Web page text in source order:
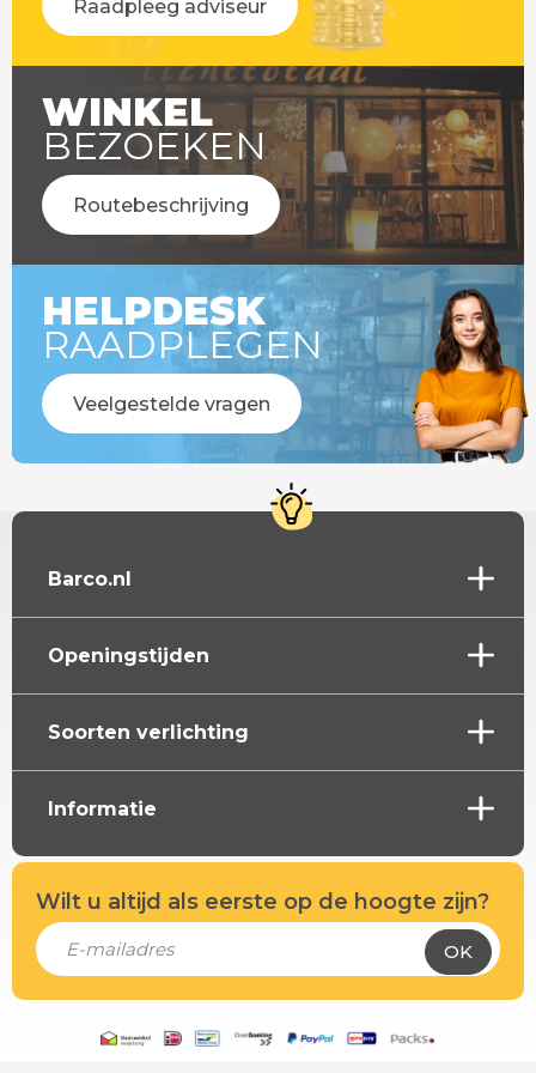
Raadpleeg adviseur
WINKEL
BEZOEKEN
Routebeschrijving
HELPDESK
RAADPLEGEN
Veelgestelde vragen
Barco.nl
Openingstijden
Soorten verlichting
Informatie
Wilt u altijd als eerste op de hoogte zijn?
OK